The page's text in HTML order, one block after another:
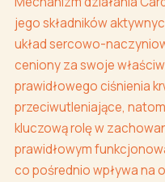
jego składników
układ sercowo-
ceniony za swoje
prawidłowego ciśnienia
przeciwutleniające,
kluczową rolę w
prawidłowym
co pośrednio wpływa na